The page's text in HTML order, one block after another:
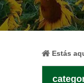
Estás